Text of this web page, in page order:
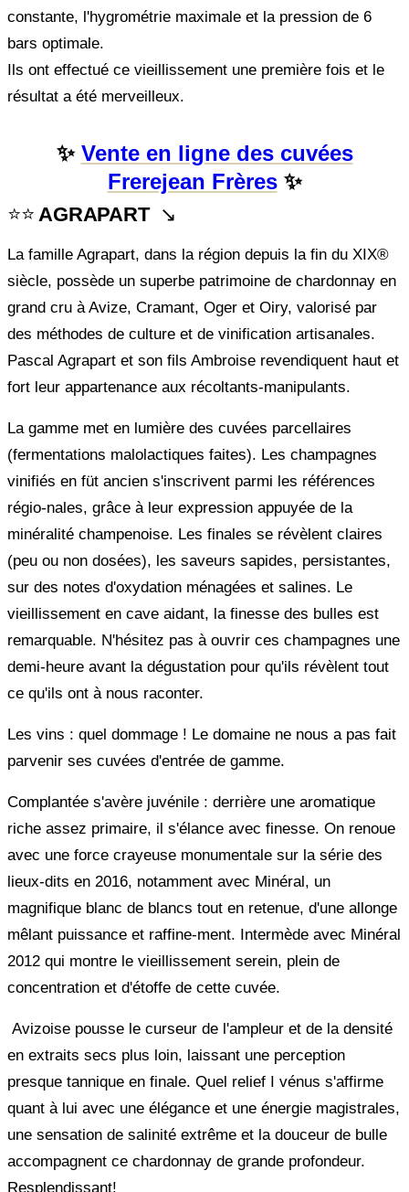
constante, l'hygrométrie maximale et la pression de 6
bars optimale.
Ils ont effectué ce vieillissement une première fois et le
résultat a été merveilleux.
✨ Vente en ligne des cuvées
Frerejean Frères✨
⭐⭐ AGRAPART ↘️
La famille Agrapart, dans la région depuis la fin du XIX®
siècle, possède un superbe patrimoine de chardonnay en
grand cru à Avize, Cramant, Oger et Oiry, valorisé par
des méthodes de culture et de vinification artisanales.
Pascal Agrapart et son fils Ambroise revendiquent haut et
fort leur appartenance aux récoltants-manipulants.
La gamme met en lumière des cuvées parcellaires
(fermentations malolactiques faites). Les champagnes
vinifiés en füt ancien s'inscrivent parmi les références
régio-nales, grâce à leur expression appuyée de la
minéralité champenoise. Les finales se révèlent claires
(peu ou non dosées), les saveurs sapides, persistantes,
sur des notes d'oxydation ménagées et salines. Le
vieillissement en cave aidant, la finesse des bulles est
remarquable. N'hésitez pas à ouvrir ces champagnes une
demi-heure avant la dégustation pour qu'ils révèlent tout
ce qu'ils ont à nous raconter.
Les vins : quel dommage ! Le domaine ne nous a pas fait
parvenir ses cuvées d'entrée de gamme.
Complantée s'avère juvénile : derrière une aromatique
riche assez primaire, il s'élance avec finesse. On renoue
avec une force crayeuse monumentale sur la série des
lieux-dits en 2016, notamment avec Minéral, un
magnifique blanc de blancs tout en retenue, d'une allonge
mêlant puissance et raffine-ment. Intermède avec Minéral
2012 qui montre le vieillissement serein, plein de
concentration et d'étoffe de cette cuvée.
Avizoise pousse le curseur de l'ampleur et de la densité
en extraits secs plus loin, laissant une perception
presque tannique en finale. Quel relief I vénus s'affirme
quant à lui avec une élégance et une énergie magistrales,
une sensation de salinité extrême et la douceur de bulle
accompagnent ce chardonnay de grande profondeur.
Resplendissant!